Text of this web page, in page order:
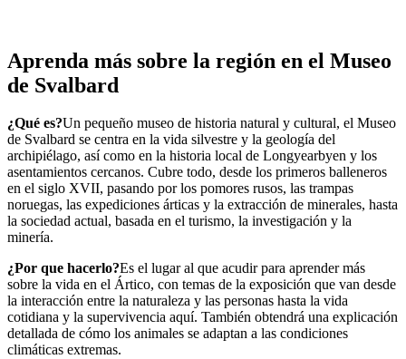
Aprenda más sobre la región en el Museo
de Svalbard
¿Qué es?Un pequeño museo de historia natural y cultural, el Museo
de Svalbard se centra en la vida silvestre y la geología del
archipiélago, así como en la historia local de Longyearbyen y los
asentamientos cercanos. Cubre todo, desde los primeros balleneros
en el siglo XVII, pasando por los pomores rusos, las trampas
noruegas, las expediciones árticas y la extracción de minerales, hasta
la sociedad actual, basada en el turismo, la investigación y la
minería.
¿Por que hacerlo?Es el lugar al que acudir para aprender más
sobre la vida en el Ártico, con temas de la exposición que van desde
la interacción entre la naturaleza y las personas hasta la vida
cotidiana y la supervivencia aquí. También obtendrá una explicación
detallada de cómo los animales se adaptan a las condiciones
climáticas extremas.